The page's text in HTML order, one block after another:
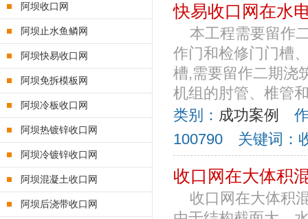
阿坝收口网
阿坝止水鱼鳞网
阿坝快易收口网
阿坝免拆模板网
阿坝冷板收口网
阿坝热镀锌收口网
阿坝冷镀锌收口网
阿坝混凝土收口网
阿坝后浇带收口网
快易收口网在水
本工程需要留作
作门和检修门门槽
槽,需要留作二期浇
机组的肘管、椎管
类别： 成功案例
作
100790 关键词：
收口网在大体积
收口网在大体积